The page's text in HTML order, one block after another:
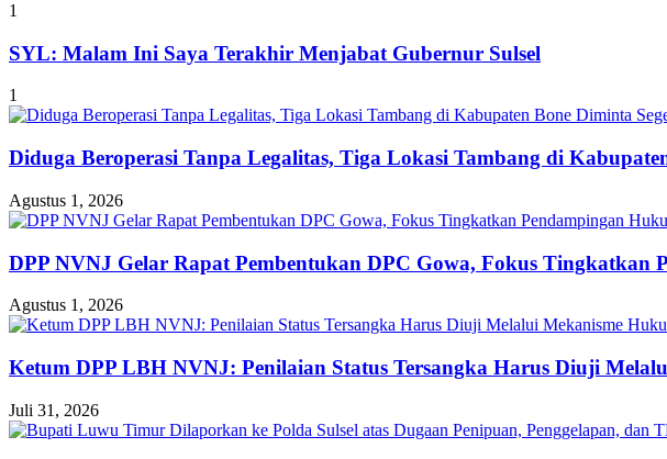
1
SYL: Malam Ini Saya Terakhir Menjabat Gubernur Sulsel
1
Diduga Beroperasi Tanpa Legalitas, Tiga Lokasi Tambang di
Agustus 1, 2026
DPP NVNJ Gelar Rapat Pembentukan DPC Gowa, Fokus Tingkatkan
Agustus 1, 2026
Ketum DPP LBH NVNJ: Penilaian Status Tersangka Harus Diuji
Juli 31, 2026